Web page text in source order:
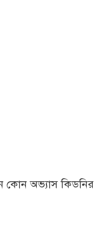
কোন অভ্যাস কিডনির